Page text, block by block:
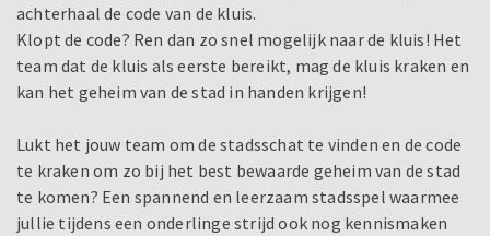
achterhaal de code van de kluis.
Klopt de code? Ren dan zo snel mogelijk naar de kluis! Het
team dat de kluis als eerste bereikt, mag de kluis kraken en
kan het geheim van de stad in handen krijgen!
Lukt het jouw team om de stadsschat te vinden en de code
te kraken om zo bij het best bewaarde geheim van de stad
te komen? Een spannend en leerzaam stadsspel waarmee
jullie tijdens een onderlinge strijd ook nog kennismaken